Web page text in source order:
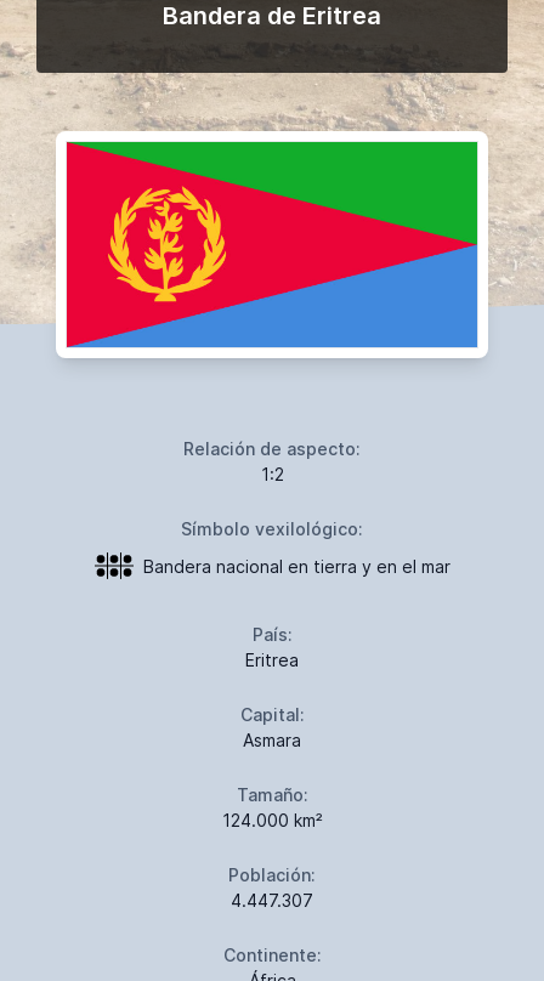
Bandera de Eritrea
Relación de aspecto:
1:2
Símbolo vexilológico:
Bandera nacional en tierra y en el mar
País:
Eritrea
Capital:
Asmara
Tamaño:
124.000 km²
Población:
4.447.307
Continente: